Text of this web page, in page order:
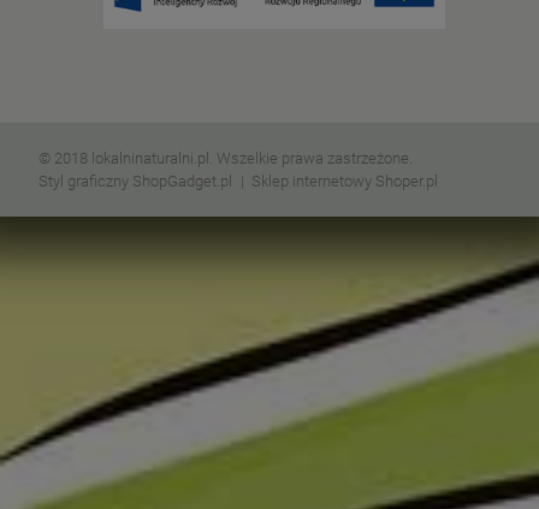
© 2018 lokalninaturalni.pl. Wszelkie prawa zastrzeżone.
Styl graficzny ShopGadget.pl
Sklep internetowy Shoper.pl